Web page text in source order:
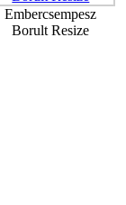
Embercsempesz
Borult Resize